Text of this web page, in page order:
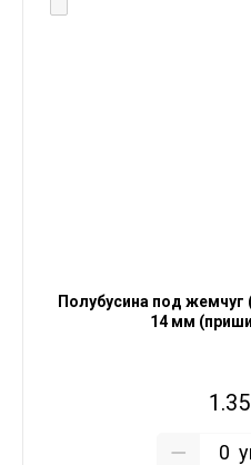
Полубусина под жемчуг
14 мм